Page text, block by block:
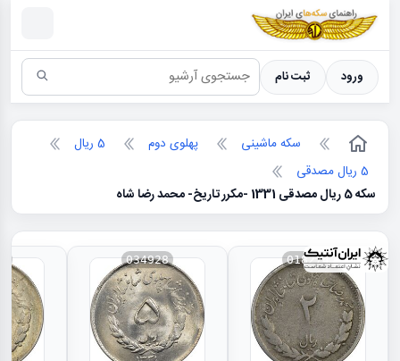
سکه ها ؛ راهنمای سکه شناسی
ورود ثبت نام
سکه ماشینی پهلوی دوم
5 ریال
5 ریال مصدقی
سکه 5 ریال مصدقی 1331 -مکرر تاریخ- محمد رضا شاه
018274
034928